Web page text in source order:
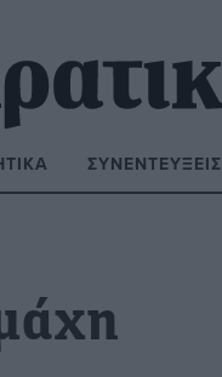
ΣΥΝΕΝΤΕΎΞΕΙΣ